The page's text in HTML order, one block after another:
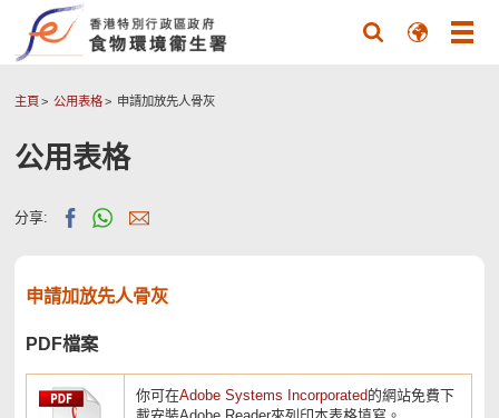
主頁 公用表格 申請加放先人骨灰
公用表格
分享:
申請加放先人骨灰
PDF檔案
你可在Adobe Systems Incorporated的網站免費下